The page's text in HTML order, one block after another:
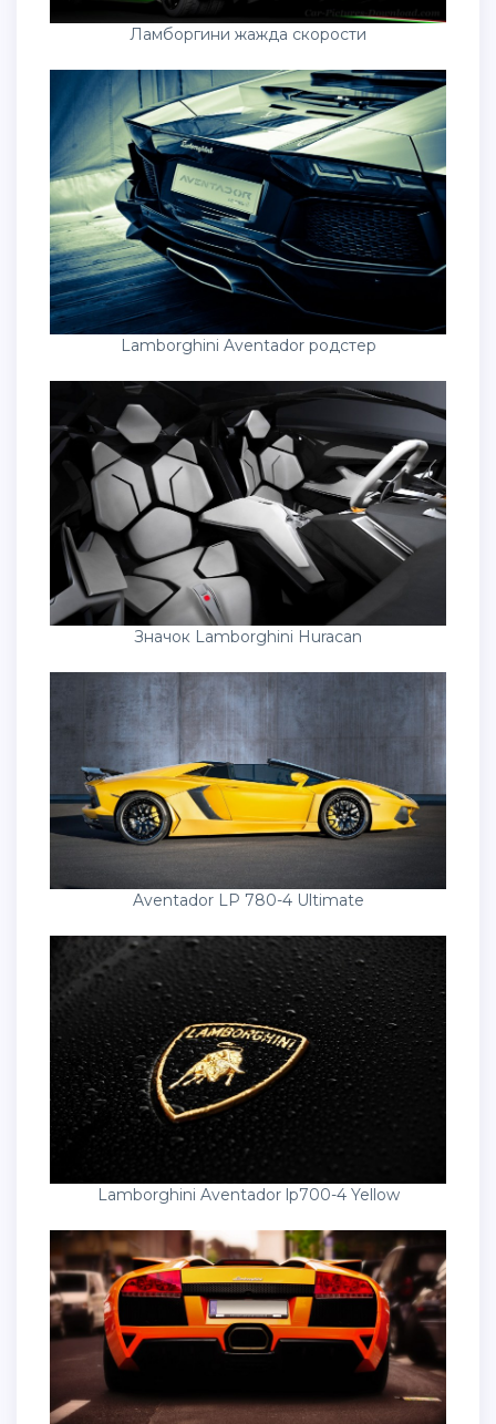
Ламборгини жажда скорости
Lamborghini Aventador родстер
Значок Lamborghini Huracan
Aventador LP 780-4 Ultimate
Lamborghini Aventador lp700-4 Yellow